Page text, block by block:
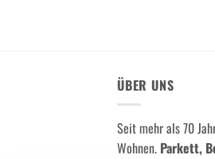
ÜBER UNS
Seit mehr als 70
Wohnen. Parkett,